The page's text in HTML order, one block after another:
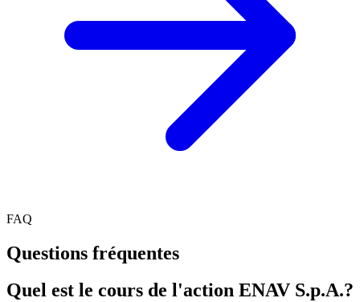
FAQ
Questions fréquentes
Quel est le cours de l'action ENAV S.p.A.?